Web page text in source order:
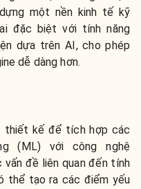
một nền kinh tế kỹ
đặc biệt với tính năng
dựa trên AI, cho phép
dễ dàng hơn.
thiết kế để tích hợp các
(ML) với công nghệ
đề liên quan đến tính
thể tạo ra các điểm yếu